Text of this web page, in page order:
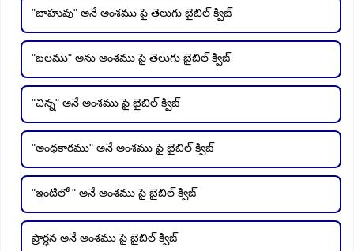
"బాహువు" అనే అంశము పై తెలుగు బైబిల్ క్విజ్
"బలము" అను అంశము పై తెలుగు బైబిల్ క్విజ్
"చిన్న" అనే అంశము పై బైబిల్ క్విజ్
"అంధకారము" అనే అంశము పై బైబిల్ క్విజ్
"ఇంటిలో " అనే అంశము పై బైబిల్ క్విజ్
ప్రార్ధన అనే అంశము పై బైబిల్ క్విజ్